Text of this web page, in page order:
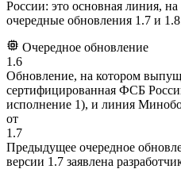
России: это основная линия,
очередные обновления 1.7 и
Очередное обновление
1.6
Обновление, на котором
сертифицированная ФСБ
исполнение 1), и линия
от
1.7
Предыдущее очередное
версии 1.7 заявлена